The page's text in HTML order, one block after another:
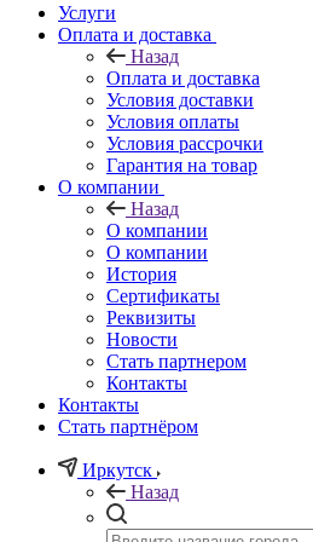
Услуги
Оплата и доставка
Назад
Оплата и доставка
Условия доставки
Условия оплаты
Условия рассрочки
Гарантия на товар
О компании
Назад
О компании
О компании
История
Сертификаты
Реквизиты
Новости
Стать партнером
Контакты
Контакты
Стать партнёром
Иркутск
Назад